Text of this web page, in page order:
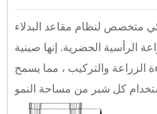
متخصص لنظام مقاعد البدلاء
الرأسية الحضرية. إنها صينية
الزراعة والتركيب ، مما يسمح